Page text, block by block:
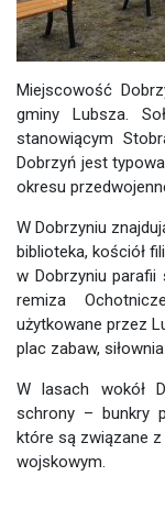
Miejscowość
gminy Lubsza.
stanowiącym
Dobrzyń jest
okresu
W Dobrzyniu
biblioteka, kościół
w Dobrzyniu parafii
remiza
użytkowane przez
plac zabaw,
W lasach wokół
schrony – bunkry
które są związane
wojskowym.